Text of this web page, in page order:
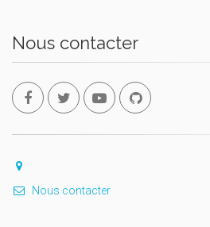
Nous contacter
Nous contacter